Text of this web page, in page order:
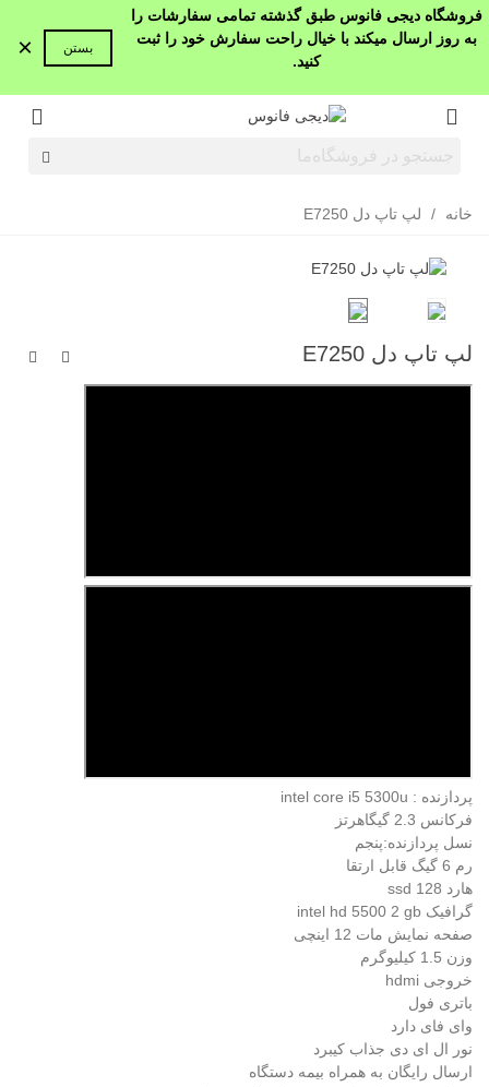
فروشگاه دیجی فانوس طبق گذشته تمامی سفارشات را
به روز ارسال میکند با خیال راحت سفارش خود را ثبت
کنید.
بستن ×
خانه / لپ تاپ دل E7250
لپ تاپ دل E7250
پردازنده : intel core i5 5300u
فرکانس 2.3 گیگاهرتز
نسل پردازنده:پنجم
رم 6 گیگ قابل ارتقا
هارد ssd 128
گرافیک intel hd 5500 2 gb
صفحه نمایش مات 12 اینچی
وزن 1.5 کیلیوگرم
خروجی hdmi
باتری فول
وای فای دارد
نور ال ای دی جذاب کیبرد
ارسال رایگان به همراه بیمه دستگاه